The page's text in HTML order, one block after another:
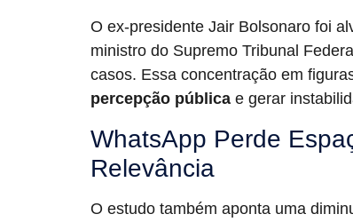
O ex-presidente Jair Bolsonaro foi
ministro do Supremo Tribunal
casos. Essa concentração em
percepção pública e gerar
WhatsApp Perde
Relevância
O estudo também aponta uma